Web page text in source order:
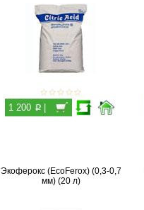
1 200 p|
Экоферокс (EcoFerox) (0,3-0,7
мм) (20 л)